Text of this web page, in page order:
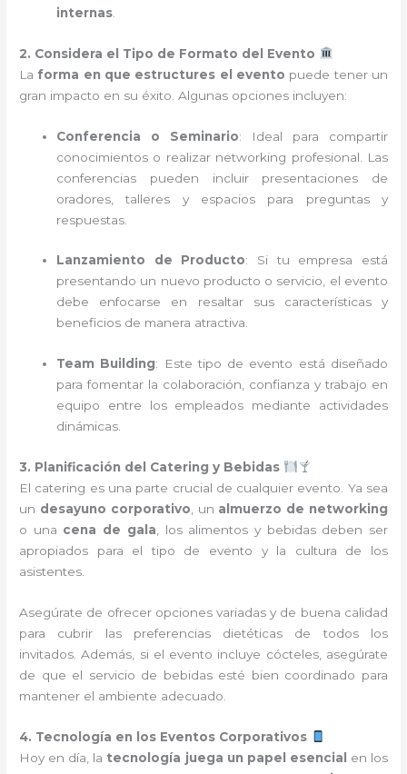
internas
2. Considera el Tipo de Formato del Evento
La forma en que estructures el evento puede tener un
gran impacto en su éxito. Algunas opciones incluyen:
Conferencia o Seminario: Ideal para compartir
conocimientos o realizar networking profesional. Las
conferencias pueden incluir presentaciones de
oradores, talleres y espacios para preguntas y
respuestas.
Lanzamiento de Producto: Si tu empresa está
presentando un nuevo producto o servicio, el evento
debe enfocarse en resaltar sus características y
beneficios de manera atractiva.
Team Building: Este tipo de evento está diseñado
para fomentar la colaboración, confianza y trabajo en
equipo entre los empleados mediante actividades
dinámicas.
3. Planificación del Catering y Bebidas
El catering es una parte crucial de cualquier evento. Ya sea
un desayuno corporativo , un almuerzo de networking
o una cena de gala , los alimentos y bebidas deben ser
apropiados para el tipo de evento y la cultura de los
asistentes.
Asegúrate de ofrecer opciones variadas y de buena calidad
para cubrir las preferencias dietéticas de todos los
invitados. Además, si el evento incluye cócteles, asegúrate
de que el servicio de bebidas esté bien coordinado para
mantener el ambiente adecuado.
4. Tecnología en los Eventos Corporativos
Hoy en día, la tecnología juega un papel esencial
en los